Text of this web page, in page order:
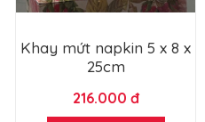
Khay mứt napkin 5 x 8 x
25cm
216.000 đ